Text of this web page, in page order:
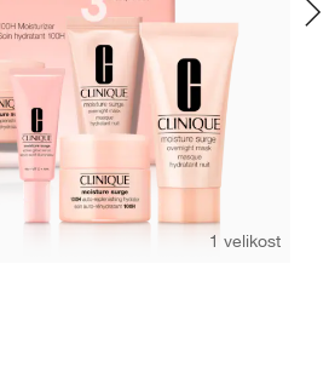
1 velikost